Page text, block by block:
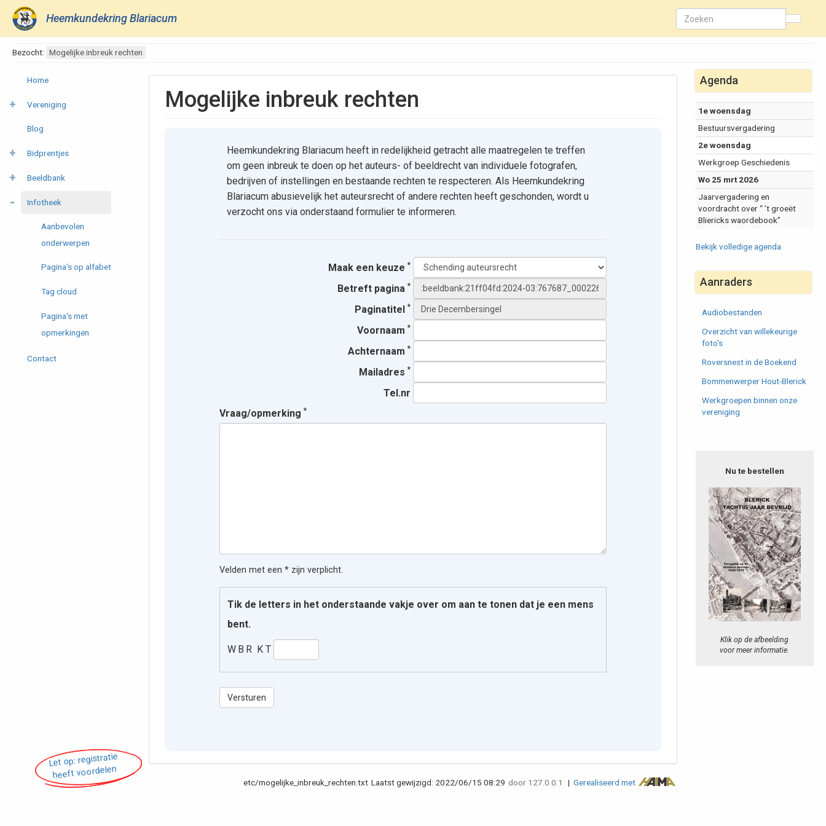
Heemkundekring Blariacum
Let op: registratie
heeft voordelen
Bezocht: Mogelijke inbreuk rechten
Home
Vereniging
Blog
Bidprentjes
Beeldbank
Infotheek
Aanbevolen
onderwerpen
Pagina's op alfabet
Tag cloud
Pagina's met
opmerkingen
Contact
Mogelijke inbreuk rechten
Heemkundekring Blariacum heeft in redelijkheid getracht alle maatregelen te treffen
om geen inbreuk te doen op het auteurs- of beeldrecht van individuele fotografen,
bedrijven of instellingen en bestaande rechten te respecteren. Als Heemkundekring
Blariacum abusievelijk het auteursrecht of andere rechten heeft geschonden, wordt u
verzocht ons via onderstaand formulier te informeren.
Maak een keuze *
Betreft pagina *
Paginatitel *
Voornaam *
Achternaam *
Mailadres *
Tel.nr
Vraag/opmerking*
Velden met een * zijn verplicht.
Tik de letters in het onderstaande vakje over om aan te tonen dat je een mens
bent.
W B R K T
Versturen
etc/mogelijke_inbreuk_rechten.txt Laatst gewijzigd: 2022/06/15 08:29 door 127.0.0.1 | Gerealiseerd met
Agenda
1e woensdag
Bestuursvergadering
2e woensdag
Werkgroep Geschiedenis
Wo 25 mrt 2026
Jaarvergadering en
voordracht over “ ’t groeët
Bliericks waordebook”
Bekijk volledige agenda
Aanraders
Audiobestanden
Overzicht van willekeurige
foto's
Roversnest in de Boekend
Bommenwerper Hout-Blerick
Werkgroepen binnen onze
vereniging
Nu te bestellen
Klik op de afbeelding
voor meer informatie.